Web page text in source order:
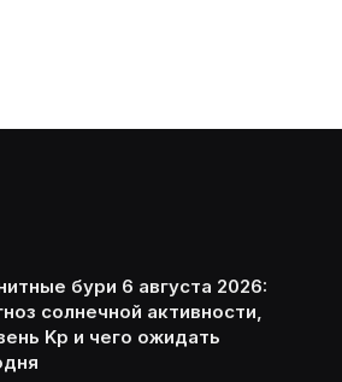
бури 6 августа 2026:
солнечной активности,
Kp и чего ожидать